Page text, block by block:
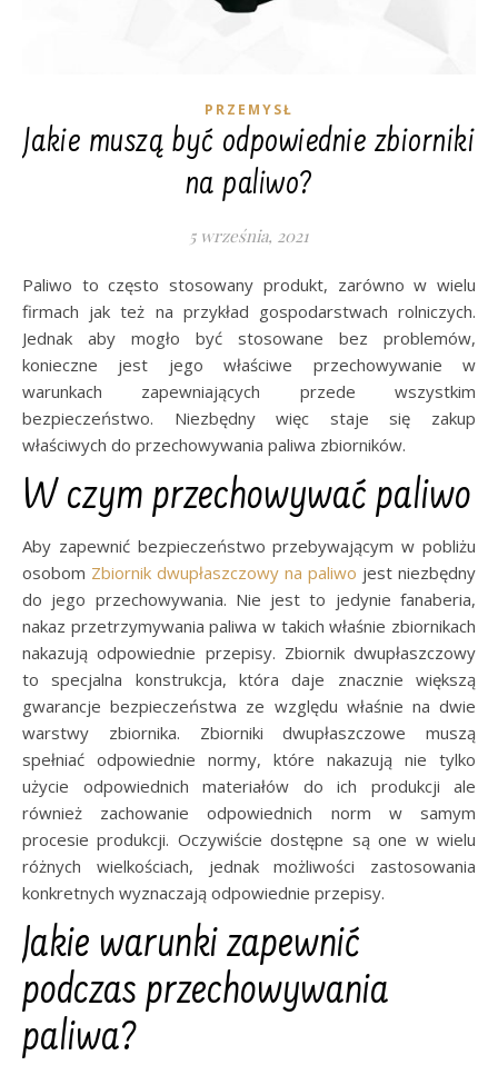
PRZEMYSŁ
Jakie muszą być odpowiednie zbiorniki
na paliwo?
5 września, 2021
Paliwo to często stosowany produkt, zarówno w wielu
firmach jak też na przykład gospodarstwach rolniczych.
Jednak aby mogło być stosowane bez problemów,
konieczne jest jego właściwe przechowywanie w
warunkach zapewniających przede wszystkim
bezpieczeństwo. Niezbędny więc staje się zakup
właściwych do przechowywania paliwa zbiorników.
W czym przechowywać paliwo
Aby zapewnić bezpieczeństwo przebywającym w pobliżu
osobom Zbiornik dwupłaszczowy na paliwo jest niezbędny
do jego przechowywania. Nie jest to jedynie fanaberia,
nakaz przetrzymywania paliwa w takich właśnie zbiornikach
nakazują odpowiednie przepisy. Zbiornik dwupłaszczowy
to specjalna konstrukcja, która daje znacznie większą
gwarancje bezpieczeństwa ze względu właśnie na dwie
warstwy zbiornika. Zbiorniki dwupłaszczowe muszą
spełniać odpowiednie normy, które nakazują nie tylko
użycie odpowiednich materiałów do ich produkcji ale
również zachowanie odpowiednich norm w samym
procesie produkcji. Oczywiście dostępne są one w wielu
różnych wielkościach, jednak możliwości zastosowania
konkretnych wyznaczają odpowiednie przepisy.
Jakie warunki zapewnić
podczas przechowywania
paliwa?